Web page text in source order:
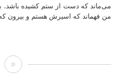
می‌ماند که دست از ستم کشیده باشد.
من فهماند که اسیرش هستم و بیرون